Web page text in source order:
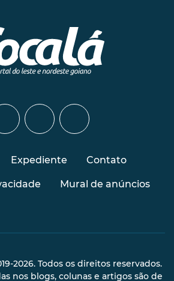
Expediente Contato
Mural de anúncios
2026. Todos os direitos reservados.
nos blogs, colunas e artigos são de